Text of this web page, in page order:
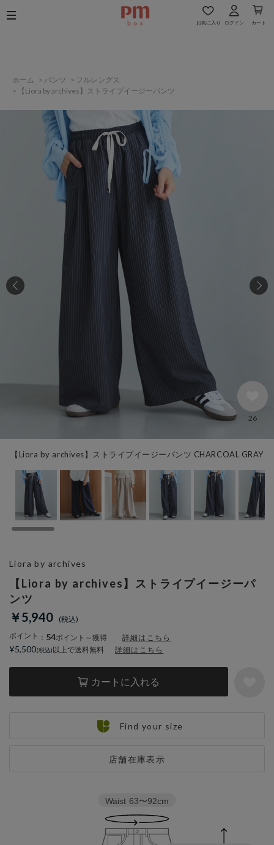
お気に入り ログイン カート
ホーム > パンツ > フルレングス
>
【Liora by archives】ストライプイージーパンツ
【Liora by archives】ストライプイージーパンツ CHARCOAL GRAY
26
【Liora by archives】ストライプイージーパ
ンツ
￥5,940
ポイント ： 54ポイント～獲得 詳細はこちら
カートに入れる
店舗在庫表示
Liora by archives
¥5,500 以上で送料無料 詳細はこちら
Find your size
Waist 63〜92cm